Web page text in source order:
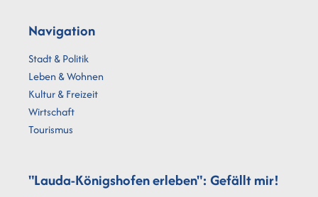
Navigation
Stadt & Politik
Leben & Wohnen
Kultur & Freizeit
Wirtschaft
Tourismus
"Lauda-Königshofen erleben": Gefällt mir!